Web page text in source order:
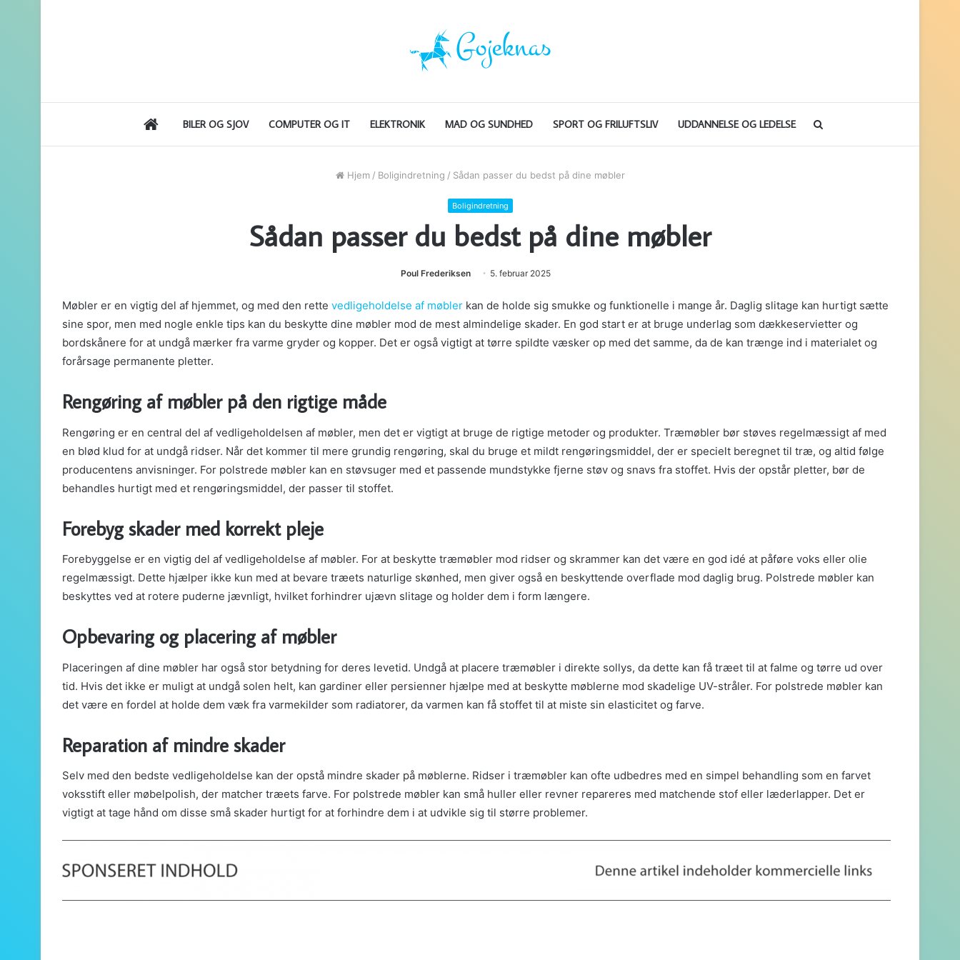
FORSIDEBILER OG SJOV COMPUTER OG IT ELEKTRONIK MAD OG SUNDHED SPORT OG FRILUFTSLIV UDDANNELSE OG LEDELSE
Hjem / Boligindretning / Sådan passer du bedst på dine møbler
Boligindretning
Sådan passer du bedst på dine møbler
Poul Frederiksen 5. februar 2025
Møbler er en vigtig del af hjemmet, og med den rette vedligeholdelse af møbler kan de holde sig smukke og funktionelle i mange år. Daglig slitage kan hurtigt sætte
sine spor, men med nogle enkle tips kan du beskytte dine møbler mod de mest almindelige skader. En god start er at bruge underlag som dækkeservietter og
bordskånere for at undgå mærker fra varme gryder og kopper. Det er også vigtigt at tørre spildte væsker op med det samme, da de kan trænge ind i materialet og
forårsage permanente pletter.
Rengøring af møbler på den rigtige måde
Rengøring er en central del af vedligeholdelsen af møbler, men det er vigtigt at bruge de rigtige metoder og produkter. Træmøbler bør støves regelmæssigt af med
en blød klud for at undgå ridser. Når det kommer til mere grundig rengøring, skal du bruge et mildt rengøringsmiddel, der er specielt beregnet til træ, og altid følge
producentens anvisninger. For polstrede møbler kan en støvsuger med et passende mundstykke fjerne støv og snavs fra stoffet. Hvis der opstår pletter, bør de
behandles hurtigt med et rengøringsmiddel, der passer til stoffet.
Forebyg skader med korrekt pleje
Forebyggelse er en vigtig del af vedligeholdelse af møbler. For at beskytte træmøbler mod ridser og skrammer kan det være en god idé at påføre voks eller olie
regelmæssigt. Dette hjælper ikke kun med at bevare træets naturlige skønhed, men giver også en beskyttende overflade mod daglig brug. Polstrede møbler kan
beskyttes ved at rotere puderne jævnligt, hvilket forhindrer ujævn slitage og holder dem i form længere.
Opbevaring og placering af møbler
Placeringen af dine møbler har også stor betydning for deres levetid. Undgå at placere træmøbler i direkte sollys, da dette kan få træet til at falme og tørre ud over
tid. Hvis det ikke er muligt at undgå solen helt, kan gardiner eller persienner hjælpe med at beskytte møblerne mod skadelige UV-stråler. For polstrede møbler kan
det være en fordel at holde dem væk fra varmekilder som radiatorer, da varmen kan få stoffet til at miste sin elasticitet og farve.
Reparation af mindre skader
Selv med den bedste vedligeholdelse kan der opstå mindre skader på møblerne. Ridser i træmøbler kan ofte udbedres med en simpel behandling som en farvet
voksstift eller møbelpolish, der matcher træets farve. For polstrede møbler kan små huller eller revner repareres med matchende stof eller læderlapper. Det er
vigtigt at tage hånd om disse små skader hurtigt for at forhindre dem i at udvikle sig til større problemer.